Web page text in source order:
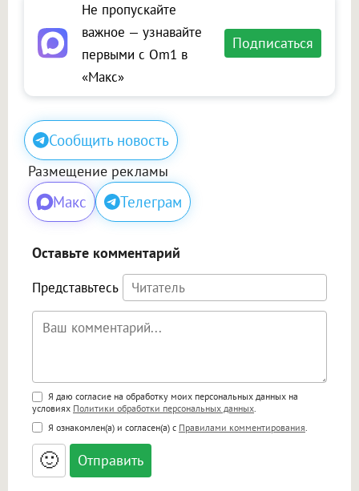
Не пропускайте
важное — узнавайте
первыми с Om1 в
«Макс»
Подписаться
Сообщить новость
Размещение рекламы
Макс Телеграм
Оставьте комментарий
Представьтесь
Поддержка HTML
<b>, <strong>, <u>, <i>, <em>, <s>, <big>,
<small>, <sup>, <sub>, <pre>, <ul>, <ol>, <li>,
<blockquote>, <code> экранирует HTML,
адреса URL автоматически становятся
ссылками, и [img]адрес[/img] будет
Я даю согласие на обработку моих персональных данных на
условиях Политики обработки персональных данных
Я ознакомлен(а) и согласен(а) с Правилами комментирования
🙂